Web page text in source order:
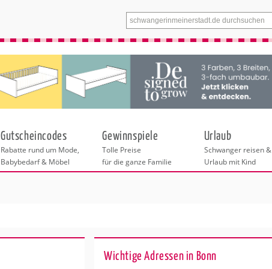
Menü
Gutscheincodes
Rabatte rund um Mode,
Babybedarf & Möbel
Gewinnspiele
Tolle Preise
für die ganze Familie
Urlaub
Schwanger reisen &
Urlaub mit Kind
Wichtige Adressen in Bonn